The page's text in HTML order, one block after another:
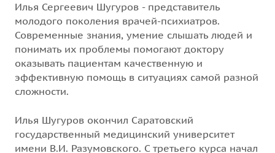
Илья Сергеевич Шугуров - представитель
молодого поколения врачей-психиатров.
Современные знания, умение слышать людей и
понимать их проблемы помогают доктору
оказывать пациентам качественную и
эффективную помощь в ситуациях самой разной
сложности.
Илья Шугуров окончил Саратовский
государственный медицинский университет
имени В.И. Разумовского. С третьего курса начал